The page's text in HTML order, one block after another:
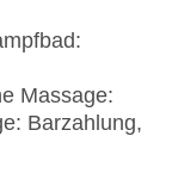
Massage:
Barzahlung,